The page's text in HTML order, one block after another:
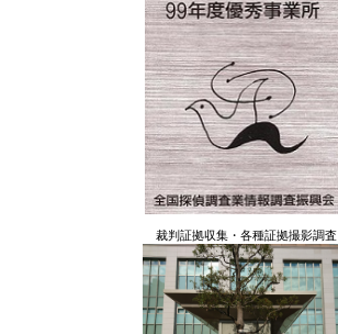
裁判証拠収集・各種証拠撮影調査